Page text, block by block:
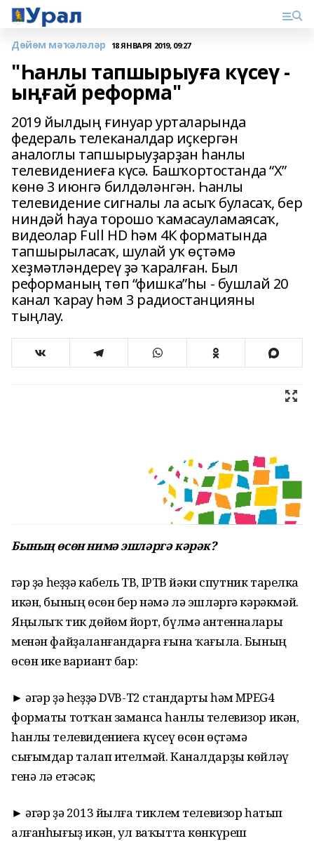
Дөйөм мәҡәләләр 18 ЯНВАРЯ 2019, 09:27
"Һанлы тапшырыуға күсеү -
ыңғай реформа"
2019 йылдың ғинуар урталарында
федераль телеканалдар иҫкергән
аналоглы тапшырыуҙарҙан һанлы
телевидениеға күсә. Башҡортостанда “Х”
көнө 3 июнгә билдәләнгән. Һанлы
телевидение сигналы ла асыҡ буласаҡ, бер
ниндәй һауа торошо ҡамасауламаясаҡ,
видеолар Full HD һәм 4К форматында
тапшырыласаҡ, шулай уҡ өҫтәмә
хеҙмәтләндереү ҙә ҡаралған. Был
реформаның төп “фишка”һы - бушлай 20
канал ҡарау һәм 3 радиостанцияны
тыңлау.
Бының өсөн нимә эшләргә кәрәк?
Әгәр ҙә һеҙҙә кабель ТВ, IPТВ йәки спутник тарелка
икән, бының өсөн бер нәмә лә эшләргә кәрәкмәй.
Яңылыҡ тик дөйөм йорт, бүлмә антенналары
менән файҙаланғандарға ғына ҡағыла. Бының
өсөн ике вариант бар:
► әгәр ҙә һеҙҙә DVB-Т2 стандарты һәм MPEG4
форматы тотҡан заманса һанлы телевизор икән,
һанлы телевидениеға күсеү өсөн өҫтәмә
сығымдар талап ителмәй. Каналдарҙы көйләү
генә лә етәсәк;
► әгәр ҙә 2013 йылға тиклем телевизор һатып
алғанһығыҙ икән, ул ваҡытта көнкүреш